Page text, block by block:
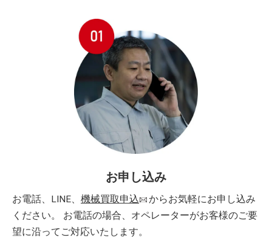
お申し込み
お電話、LINE、 機械買取申込
からお気軽にお申し込み
ください。 お電話の場合、オペレーターがお客様のご要
望に沿ってご対応いたします。